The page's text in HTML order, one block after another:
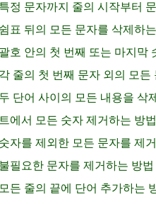
정 문자까지 줄의 시작부터
표 뒤의 모든 문자를 삭제하
호 안의 첫 번째 또는 마지막
줄의 첫 번째 문자 외의 모든
단어 사이의 모든 내용을 삭
에서 모든 숫자 제거하는 방법
자를 제외한 모든 문자를 제
필요한 문자를 제거하는 방법
든 줄의 끝에 단어 추가하는